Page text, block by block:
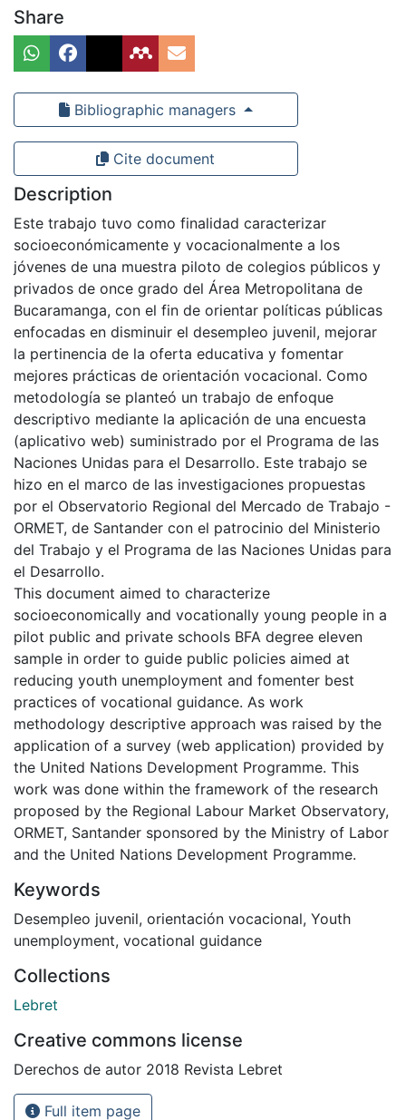
Share
Bibliographic managers
Cite document
Description
Este trabajo tuvo como finalidad caracterizar
socioeconómicamente y vocacionalmente a los
jóvenes de una muestra piloto de colegios públicos y
privados de once grado del Área Metropolitana de
Bucaramanga, con el fin de orientar políticas públicas
enfocadas en disminuir el desempleo juvenil, mejorar
la pertinencia de la oferta educativa y fomentar
mejores prácticas de orientación vocacional. Como
metodología se planteó un trabajo de enfoque
descriptivo mediante la aplicación de una encuesta
(aplicativo web) suministrado por el Programa de las
Naciones Unidas para el Desarrollo. Este trabajo se
hizo en el marco de las investigaciones propuestas
por el Observatorio Regional del Mercado de Trabajo -
ORMET, de Santander con el patrocinio del Ministerio
del Trabajo y el Programa de las Naciones Unidas para
el Desarrollo.
This document aimed to characterize
socioeconomically and vocationally young people in a
pilot public and private schools BFA degree eleven
sample in order to guide public policies aimed at
reducing youth unemployment and fomenter best
practices of vocational guidance. As work
methodology descriptive approach was raised by the
application of a survey (web application) provided by
the United Nations Development Programme. This
work was done within the framework of the research
proposed by the Regional Labour Market Observatory,
ORMET, Santander sponsored by the Ministry of Labor
and the United Nations Development Programme.
Keywords
Desempleo juvenil, orientación vocacional, Youth
unemployment, vocational guidance
Collections
Lebret
Creative commons license
Derechos de autor 2018 Revista Lebret
Full item page